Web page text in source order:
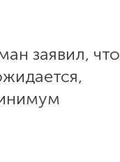
заявил, что